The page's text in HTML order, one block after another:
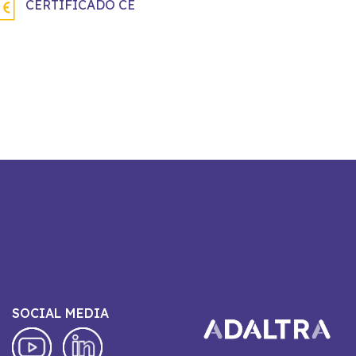
CERTIFICADO CE
SOCIAL MEDIA